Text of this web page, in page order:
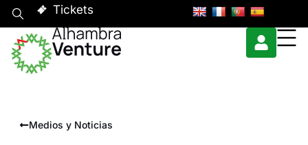
Tickets
Medios y Noticias